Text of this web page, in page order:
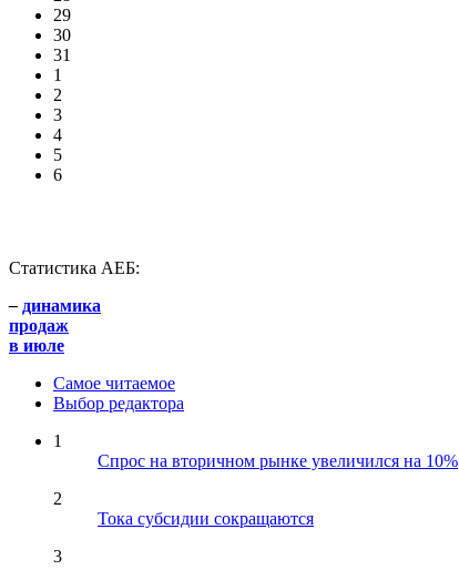
29
30
31
1
2
3
4
5
6
Статистика АЕБ:
– динамика
продаж
в июле
Самое читаемое
Выбор редактора
1
Спрос на вторичном рынке увеличился на 10%
2
Тока субсидии сокращаются
3